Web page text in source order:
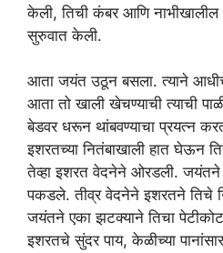
केली, तिची कंबर आणि नाभीखालील
सुरुवात केली.
आता जयंत उठून बसला. त्याने
आता तो खाली खेचण्याची त्याची
बेडवर धरून थांबवण्याचा प्रयत्न
इशरतच्या नितंबाखाली हात घेऊन
तेव्हा इशरत वेदनेने ओरडली.
पकडले. तीव्र वेदनेने इशरतने तिचे
जयंतने एका झटक्याने तिचा
इशरतचे सुंदर पाय, केळीच्या